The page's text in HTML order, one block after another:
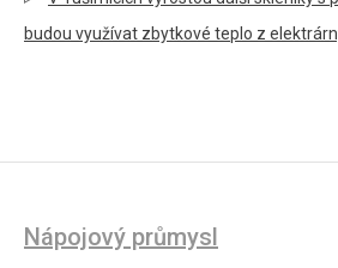
budou využívat zbytkové teplo z
Nápojový průmysl